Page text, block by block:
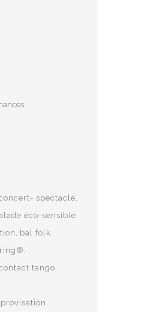
spectacle
éco-sensible
bal folk
tango